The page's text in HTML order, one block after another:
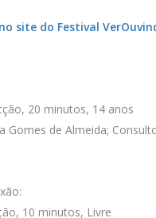
site do Festival
20 minutos, 14 anos
de Almeida;
10 minutos, Livre